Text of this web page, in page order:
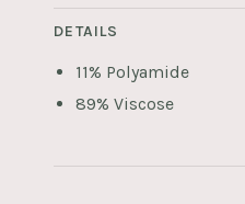
DETAILS
11% Polyamide
89% Viscose